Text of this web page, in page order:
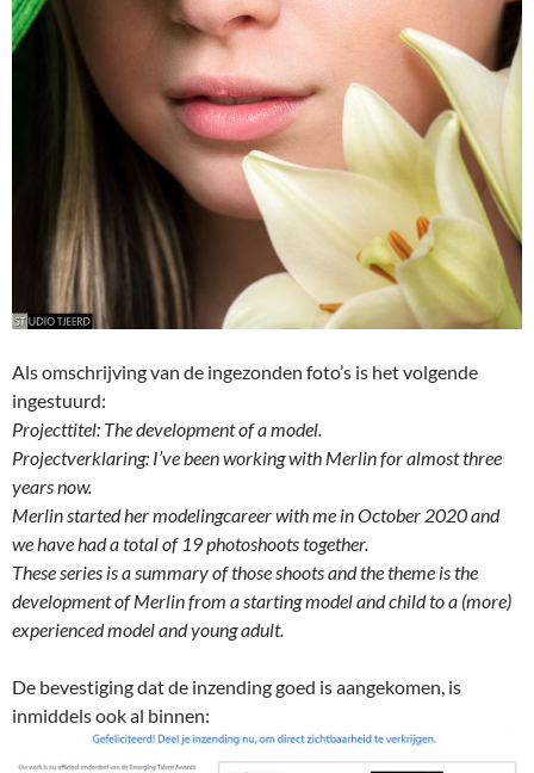
Als omschrijving van de ingezonden foto’s is het volgende
ingestuurd:
Projecttitel: The development of a model.
Projectverklaring: I’ve been working with Merlin for almost three
years now.
Merlin started her modelingcareer with me in October 2020 and
we have had a total of 19 photoshoots together.
These series is a summary of those shoots and the theme is the
development of Merlin from a starting model and child to a (more)
experienced model and young adult.
De bevestiging dat de inzending goed is aangekomen, is
inmiddels ook al binnen: